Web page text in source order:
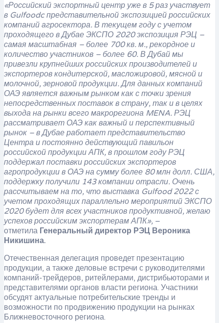
«Российский экспортный центр уже в 5 раз участвует
в Gulfoodcпредставительной экспозицией российских
компаний агросектора. В текущем году с учетом
проходящего в Дубае ЭКСПО 2020 экспозиция РЭЦ –
самая масштабная – более 700 кв. м., рекордное и
количество участников – более 60. В Дубай мы
привезли крупнейших российских производителей и
экспортеров кондитерской, масложировой, мясной и
молочной, зерновой продукции. Для данных компаний
ОАЭ является важным рынком как с точки зрения
непосредственных поставок в страну, так и в целях
выхода на рынки всего макрорегиона MENA. РЭЦ
рассматривает ОАЭ как важный и перспективный
рынок – в Дубае работает представительство
Центра и постоянно действующий павильон
российской продукции АПК, в прошлом году РЭЦ
поддержал поставки российских экспортеров
агропродукции в ОАЭ на сумму более 80 млн долл. США,
поддержку получили 143 компании отрасли. Очень
рассчитываем на то, что выставка Gulfood2022 с
учетом проходящих параллельно мероприятий ЭКСПО
2020 будет для всех участников продуктивной, желаю
успехов российским экспортерам АПК», –
отметила Генеральный директор РЭЦ Вероника
Никишина.
Отечественная делегация проведет презентацию
продукции, а также деловые встречи с руководителями
компаний-трейдеров, ритейлерами, дистрибьюторами и
представителями органов власти региона. Участники
обсудят актуальные потребительские тренды и
возможности по продвижению продукции на рынках
Ближневосточного региона.